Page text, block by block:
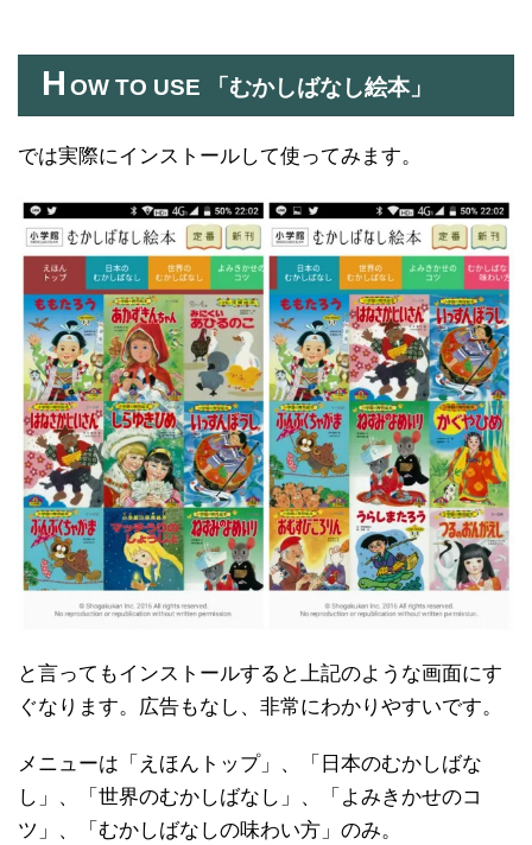
H OW TO USE 「むかしばなし絵本」
では実際にインストールして使ってみます。
と言ってもインストールすると上記のような画面にす
ぐなります。広告もなし、非常にわかりやすいです。
メニューは「えほんトップ」、「日本のむかしばな
し」、「世界のむかしばなし」、「よみきかせのコ
ツ」、「むかしばなしの味わい方」のみ。